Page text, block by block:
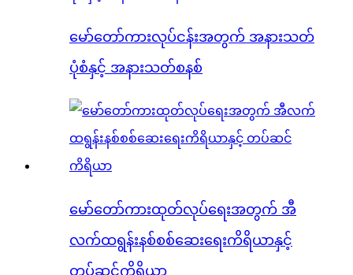
မော်တော်ကားလုပ်ငန်းအတွက် အနားသတ်
ပုံစံနှင့် အနားသတ်စနစ်
မော်တော်ကားထုတ်လုပ်ရေးအတွက် အီ
လက်ထရွန်းနစ်စစ်ဆေးရေးကိရိယာနှင့်
တပ်ဆင်ကိရိယာ